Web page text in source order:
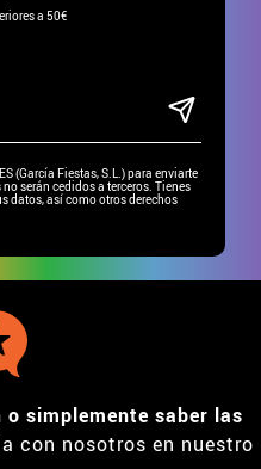
a 50€
(García Fiestas, S.L.) para enviarte
serán cedidos a terceros. Tienes
datos, así como otros derechos
simplemente saber las
con nosotros en nuestro